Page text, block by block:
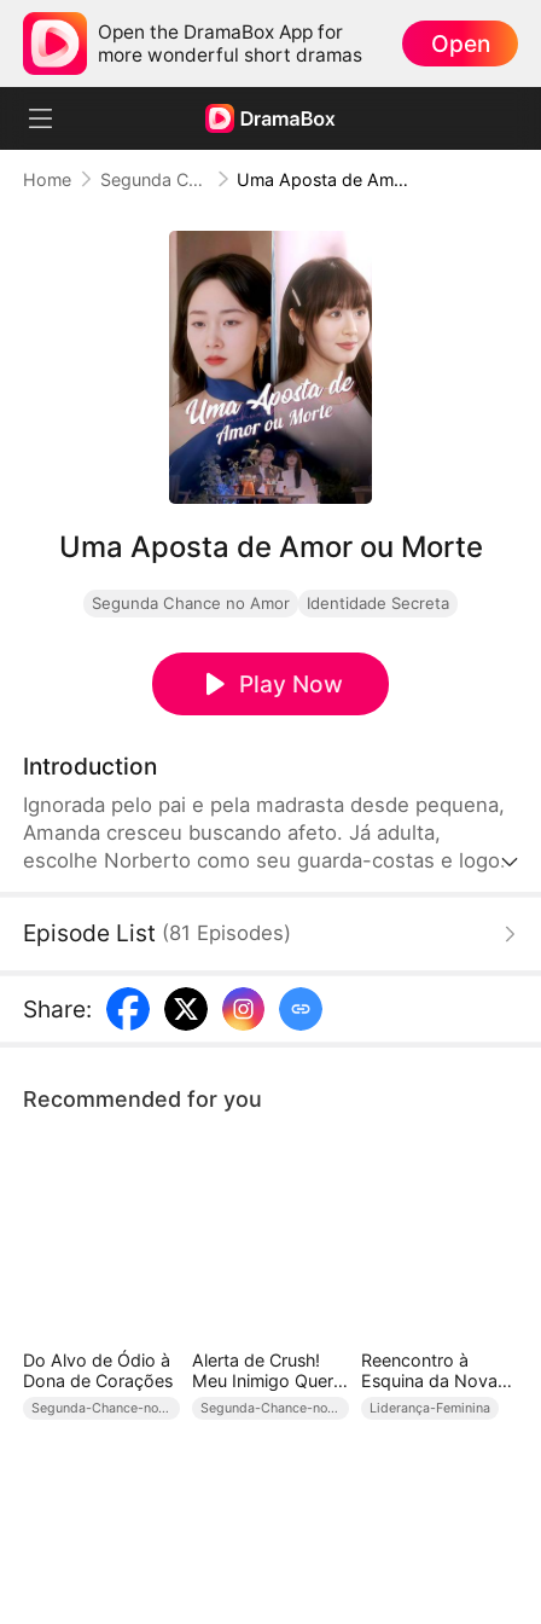
Open the DramaBox App for
more wonderful short dramas
Open
Home Segunda Chance no Amor Uma Aposta de Amor ou Morte
Uma Aposta de Amor ou Morte
Segunda Chance no Amor Identidade Secreta
Play Now
Introduction
Ignorada pelo pai e pela madrasta desde pequena,
Amanda cresceu buscando afeto. Já adulta,
escolhe Norberto como seu guarda-costas e logo
sua meia-irmã. Ferida, Amanda decide se casar
Quando Norberto percebe que amava a pessoa
errada, já é tarde demais.
Episode List (81 Episodes)
Share:
Recommended for you
Do Alvo de Ódio à
Dona de Corações
Segunda-Chance-no-Amor
Alerta de Crush!
Meu Inimigo Quer
Namorar ComigoSegunda-Chance-no-Amor
Reencontro à
Esquina da Nova
Vida (Dublado)
Liderança-Feminina